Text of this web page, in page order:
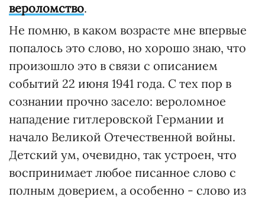
вероломство.
Не помню, в каком возрасте мне впервые
попалось это слово, но хорошо знаю, что
произошло это в связи с описанием
событий 22 июня 1941 года. С тех пор в
сознании прочно засело: вероломное
нападение гитлеровской Германии и
начало Великой Отечественной войны.
Детский ум, очевидно, так устроен, что
воспринимает любое писанное слово с
полным доверием, а особенно - слово из